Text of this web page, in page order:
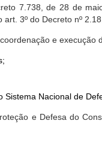
7.738, de 28 de
3º do Decreto nº
e
Nacional de
e Defesa do